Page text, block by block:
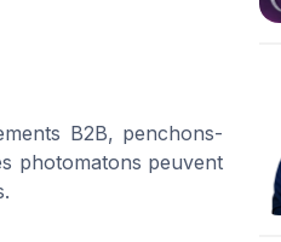
B2B, penchons-
photomatons peuvent